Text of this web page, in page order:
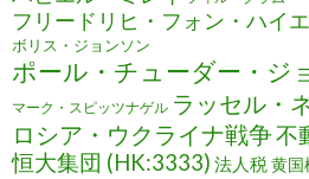
フリードリヒ・フォン・ハイ
ボリス・ジョンソン
ポール・チューダー・ジ
マーク・スピッツナゲル ラッセル・
ロシア・ウクライナ戦争不
恒大集団 (HK:3333) 法人税黄国